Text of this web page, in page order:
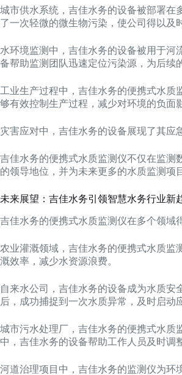
城市供水系统，吉佳水务的设备被部署在
了一次轻微的微生物污染，使公司得以及
水环境监测中，吉佳水务的设备被用于
备帮助监测团队迅速定位污染源，为后续
工业生产过程中，吉佳水务的便携式水
够有效控制生产过程，减少对环境的负面
灾害应对中，吉佳水务的设备展现了其应
吉佳水务的便携式水质监测仪不仅在监测
的领导地位，并为未来更多的水质监测项
未来展望：吉佳水务引领智慧水务行业新
吉佳水务的便携式水质监测仪在多个领域
农业灌溉领域，吉佳水务的便携式水质
溉效率，减少水资源浪费。
自来水公司，吉佳水务的设备成为水质
后，成功捕捉到一次水质异常，及时启动
城市污水处理厂，吉佳水务的便携式水质
中，吉佳水务的设备帮助工作人员及时调
河道治理项目中，吉佳水务的监测仪为环